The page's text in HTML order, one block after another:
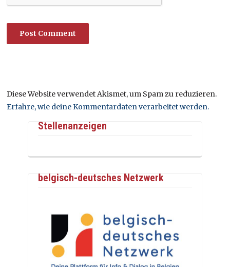
Diese Website verwendet Akismet, um Spam zu reduzieren.
Erfahre, wie deine Kommentardaten verarbeitet werden.
Stellenanzeigen
belgisch-deutsches Netzwerk